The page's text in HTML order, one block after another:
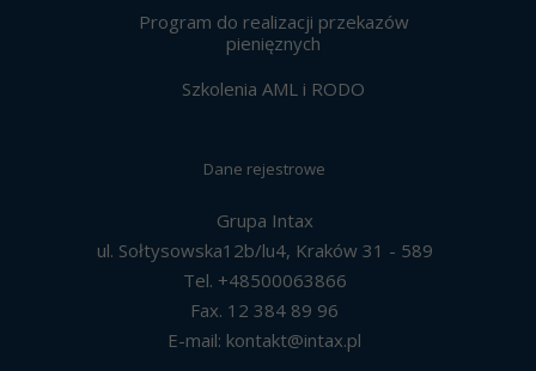
Dane rejestrowe
Grupa Intax
ul. Sołtysowska12b/lu4, Kraków 31 - 589
Tel. +48500063866
Fax. 12 384 89 96
E-mail: kontakt@intax.pl
Program do realizacji przekazów
pienięznych
Szkolenia AML i RODO